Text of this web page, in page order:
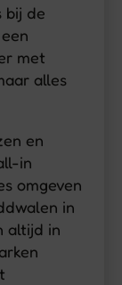
bij de
met
alles
en
in
omgeven
in
altijd in